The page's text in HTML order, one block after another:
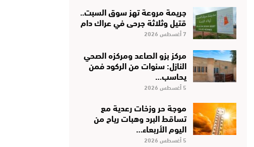
جريمة مروعة تهز سوق السبت..
قتيل وثلاثة جرحى في عراك دام
7 أغسطس 2026
مركز بزو الصاعد ومركزه الصحي
النازل: سنوات من الركود فمن
يحاسب…
5 أغسطس 2026
موجة حر وزخات رعدية مع
تساقط البرد وهبات رياح من
اليوم الأربعاء…
5 أغسطس 2026